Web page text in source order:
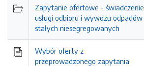
Zapytanie ofertowe - świadczenie
usługi odbioru i wywozu odpadów
stałych niesegregowanych
Wybór oferty z
przeprowadzonego zapytania